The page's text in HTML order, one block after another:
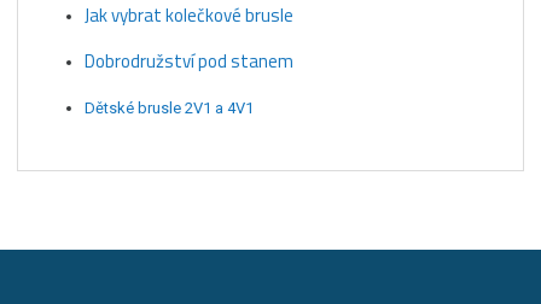
Jak vybrat kolečkové brusle
Dobrodružství pod stanem
Dětské brusle 2V1 a 4V1